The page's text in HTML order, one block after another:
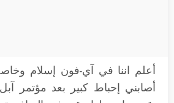
أعلم اننا في آي-فون إسلام
أصابني إحباط كبير بعد مؤتمر